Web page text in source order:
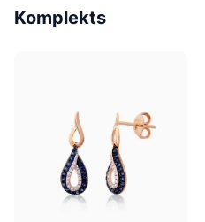
Komplekts